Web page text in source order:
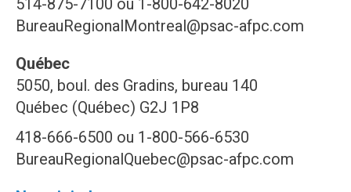
514-875-7100 ou 1-800-642-8020
BureauRegionalMontreal@psac-afpc.com
Québec
5050, boul. des Gradins, bureau 140
Québec (Québec) G2J 1P8
418-666-6500 ou 1-800-566-6530
BureauRegionalQuebec@psac-afpc.com